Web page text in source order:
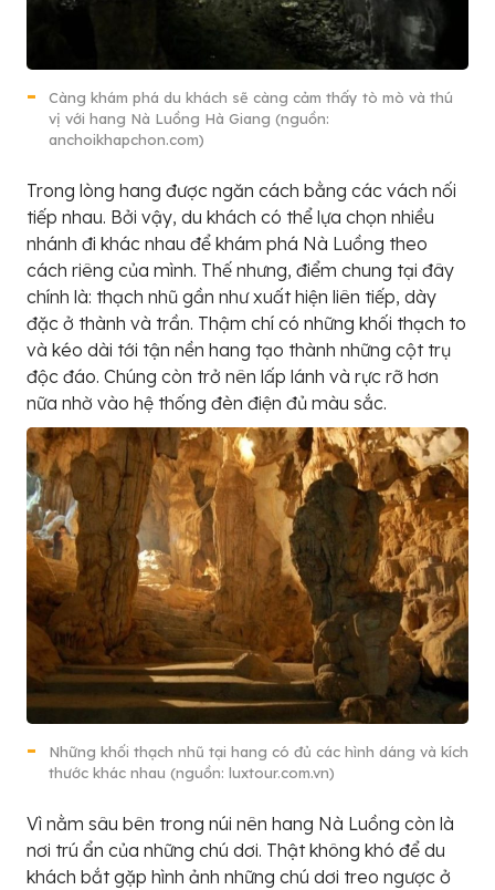
Càng khám phá du khách sẽ càng cảm thấy tò mò và thú
vị với hang Nà Luồng Hà Giang (nguồn:
anchoikhapchon.com)
Trong lòng hang được ngăn cách bằng các vách nối
tiếp nhau. Bởi vậy, du khách có thể lựa chọn nhiều
nhánh đi khác nhau để khám phá Nà Luồng theo
cách riêng của mình. Thế nhưng, điểm chung tại đây
chính là: thạch nhũ gần như xuất hiện liên tiếp, dày
đặc ở thành và trần. Thậm chí có những khối thạch to
và kéo dài tới tận nền hang tạo thành những cột trụ
độc đáo. Chúng còn trở nên lấp lánh và rực rỡ hơn
nữa nhờ vào hệ thống đèn điện đủ màu sắc.
Những khối thạch nhũ tại hang có đủ các hình dáng và kích
thước khác nhau (nguồn: luxtour.com.vn)
Vì nằm sâu bên trong núi nên hang Nà Luồng còn là
nơi trú ẩn của những chú dơi. Thật không khó để du
khách bắt gặp hình ảnh những chú dơi treo ngược ở